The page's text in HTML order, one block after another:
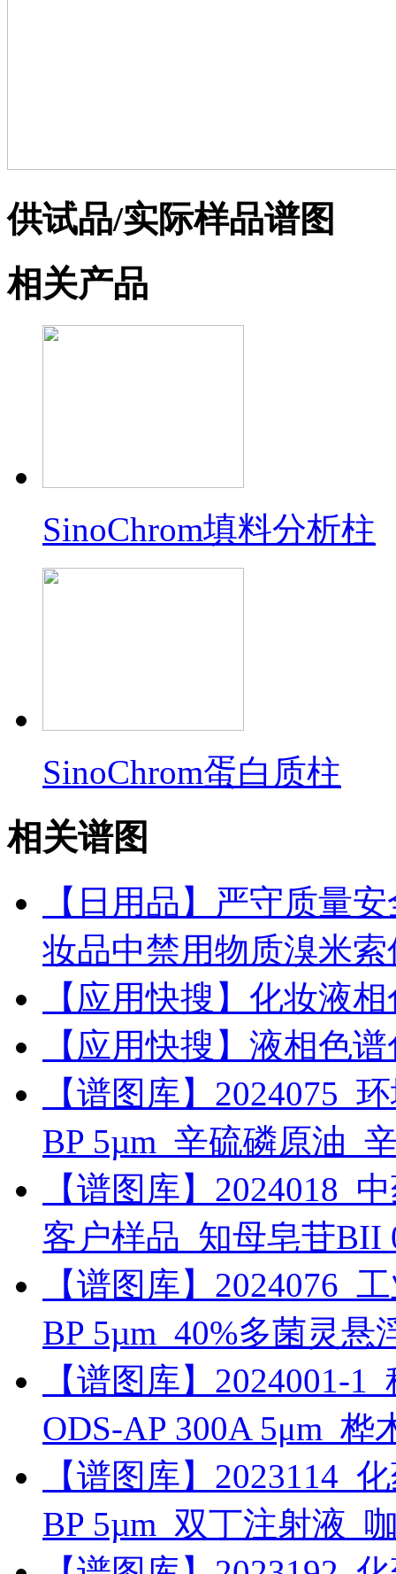
供试品/实际样品谱图
相关产品
SinoChrom填料分析柱
SinoChrom蛋白质柱
相关谱图
【日用品】严守质量
妆品中禁用物质溴米
【应用快搜】化妆液
【应用快搜】液相色
【谱图库】2024075_
BP 5µm_辛硫磷原油_
【谱图库】2024018_
客户样品_知母皂苷BII
【谱图库】2024076_
BP 5µm_40%多菌灵
【谱图库】2024001-
ODS-AP 300A 5μm_桦
【谱图库】2023114_
BP 5µm_双丁注射液_